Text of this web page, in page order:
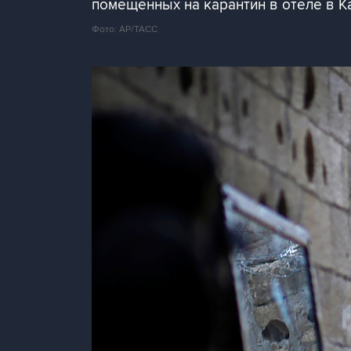
помещенных на карантин в отеле в
Фото: AP/ТАСС